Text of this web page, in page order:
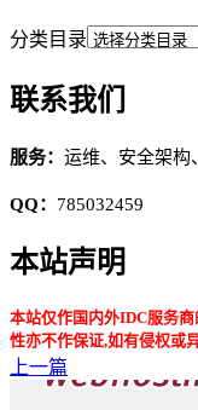
分类目录
联系我们
服务： 运维、安全架构
QQ： 785032459
本站声明
本站仅作国内外IDC服务
性亦不作保证,如有侵权或
上一篇